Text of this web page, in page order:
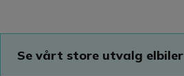
Se vårt store utvalg elbiler